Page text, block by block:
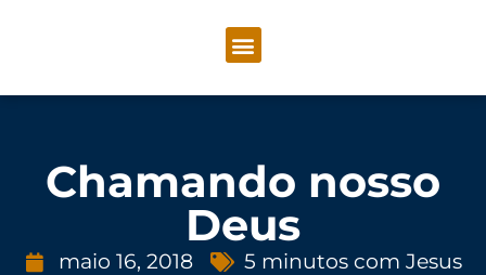
Chamando nosso
Deus
maio 16, 2018 5 minutos com Jesus